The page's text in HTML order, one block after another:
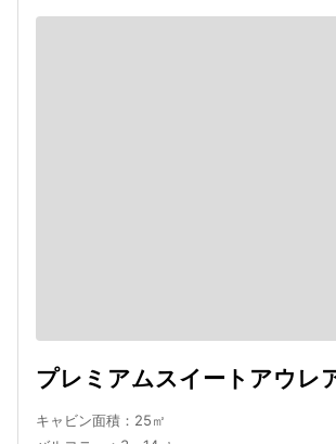
プレミアムスイートアウレ
キャビン面積：25㎡